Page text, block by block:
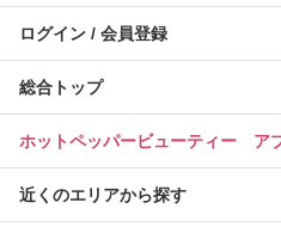
ログイン / 会員登録
総合トップ
ホットペッパービューティー ア
近くのエリアから探す